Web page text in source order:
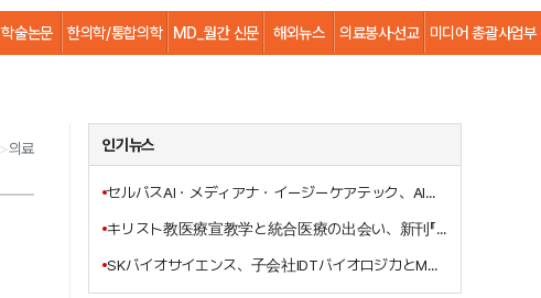
학술논문 한의학/통합의학 MD_월간 신문 해외뉴스 의료봉사·선교 미디어 총괄사업부
>의료 인기뉴스
セルバスAI・メディアナ・イージーケアテック、AI基盤のスマート病棟ソリューション共同開発で“握手”
キリスト教医療宣教学と統合医療の出会い、新刊『イエス・キリストの三位一体的癒しの宣教の働き』刊行
SKバイオサイエンス、子会社IDTバイオロジカとMSDのエボラワクチン受託生産契約を締結